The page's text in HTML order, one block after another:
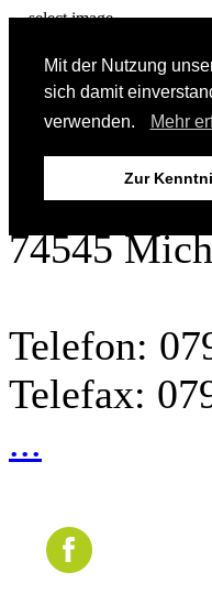
Mit der Nutzung
sich damit
verwenden.
Mehr
Zur
select image
Tooltip
Holzbau
Mühlstr.
74545
Telefon:
Telefax:
...